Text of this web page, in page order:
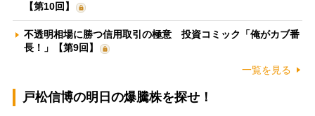
【第10回】
不透明相場に勝つ信用取引の極意 投資コミック「俺がカブ番
長！」【第9回】
一覧を見る
戸松信博の明日の爆騰株を探せ！